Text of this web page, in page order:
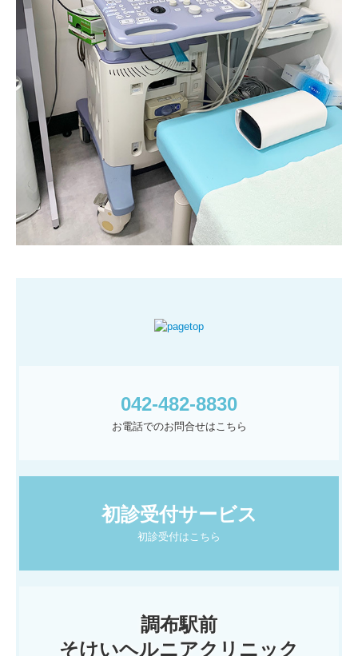
042-482-8830
お電話でのお問合せはこちら
初診受付サービス
初診受付はこちら
調布駅前
そけいヘルニアクリニック